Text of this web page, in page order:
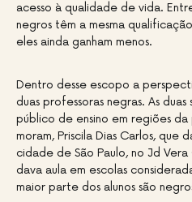
acesso à qualidade de vida.
negros têm a mesma
eles ainda ganham menos.
Dentro desse escopo a
duas professoras negras. As
público de ensino em regiões
moram, Priscila Dias Carlos, que
cidade de São Paulo, no Jd
dava aula em escolas
maior parte dos alunos são